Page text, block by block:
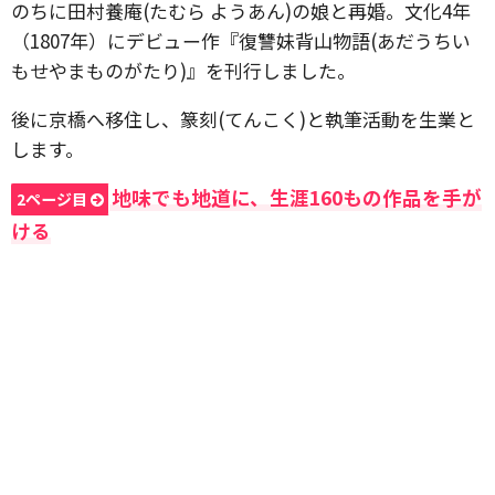
のちに田村養庵(たむら ようあん)の娘と再婚。文化4年
（1807年）にデビュー作『復讐妹背山物語(あだうちい
もせやまものがたり)』を刊行しました。
後に京橋へ移住し、篆刻(てんこく)と執筆活動を生業と
します。
2ページ目
地味でも地道に、生涯160もの作品を手が
ける